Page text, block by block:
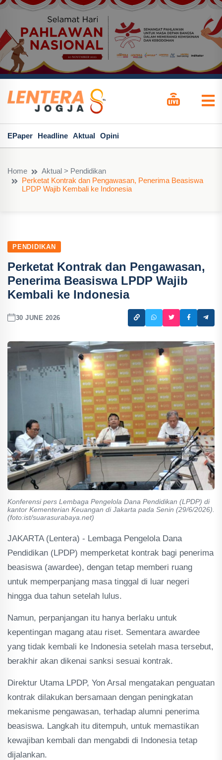
EPaper Headline Aktual Opini
Home
Aktual > Pendidikan
Perketat Kontrak dan Pengawasan, Penerima Beasiswa
LPDP Wajib Kembali ke Indonesia
PENDIDIKAN
Perketat Kontrak dan Pengawasan,
Penerima Beasiswa LPDP Wajib
Kembali ke Indonesia
30 JUNE 2026
Konferensi pers Lembaga Pengelola Dana Pendidikan (LPDP) di
kantor Kementerian Keuangan di Jakarta pada Senin (29/6/2026).
(foto:ist/suarasurabaya.net)
JAKARTA (Lentera) - Lembaga Pengelola Dana
Pendidikan (LPDP) memperketat kontrak bagi penerima
beasiswa (awardee), dengan tetap memberi ruang
untuk memperpanjang masa tinggal di luar negeri
hingga dua tahun setelah lulus.
Namun, perpanjangan itu hanya berlaku untuk
kepentingan magang atau riset. Sementara awardee
yang tidak kembali ke Indonesia setelah masa tersebut,
berakhir akan dikenai sanksi sesuai kontrak.
Direktur Utama LPDP, Yon Arsal mengatakan penguatan
kontrak dilakukan bersamaan dengan peningkatan
mekanisme pengawasan, terhadap alumni penerima
beasiswa. Langkah itu ditempuh, untuk memastikan
kewajiban kembali dan mengabdi di Indonesia tetap
dijalankan.